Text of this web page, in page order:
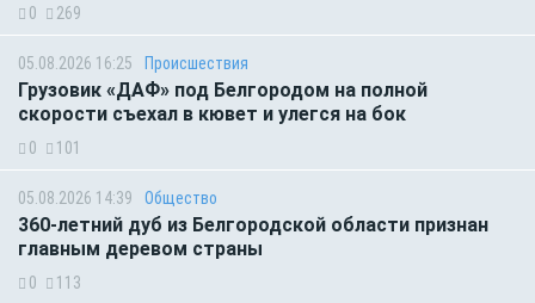
0 269
05.08.2026 16:25 Происшествия
Грузовик «ДАФ» под Белгородом на полной
скорости съехал в кювет и улегся на бок
0 101
05.08.2026 14:39 Общество
360-летний дуб из Белгородской области признан
главным деревом страны
0 113